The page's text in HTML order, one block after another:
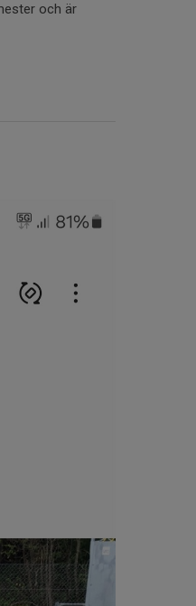
och är